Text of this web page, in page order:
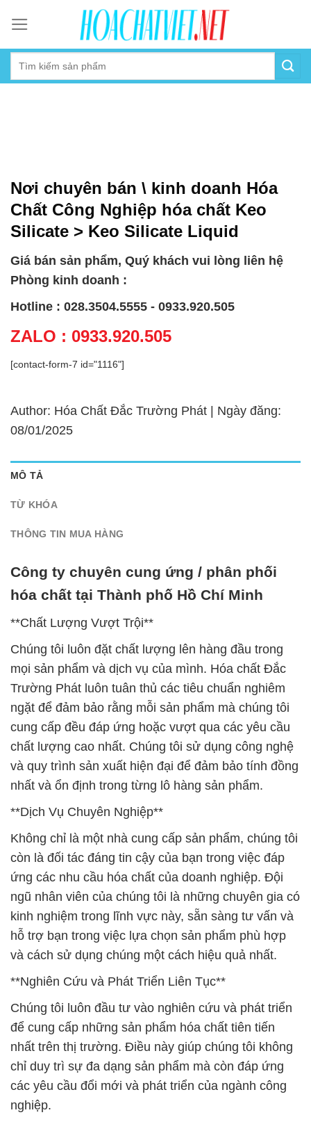
content
Nơi chuyên bán \ kinh doanh Hóa
Chất Công Nghiệp hóa chất Keo
Silicate > Keo Silicate Liquid
Giá bán sản phẩm, Quý khách vui lòng liên hệ
Phòng kinh doanh :
Hotline : 028.3504.5555 - 0933.920.505
ZALO : 0933.920.505
[contact-form-7 id="1116"]
Author: Hóa Chất Đắc Trường Phát | Ngày đăng:
08/01/2025
MÔ TẢ
TỪ KHÓA
THÔNG TIN MUA HÀNG
Công ty chuyên cung ứng / phân phối
hóa chất tại Thành phố Hồ Chí Minh
**Chất Lượng Vượt Trội**
Chúng tôi luôn đặt chất lượng lên hàng đầu trong
mọi sản phẩm và dịch vụ của mình. Hóa chất Đắc
Trường Phát luôn tuân thủ các tiêu chuẩn nghiêm
ngặt để đảm bảo rằng mỗi sản phẩm mà chúng tôi
cung cấp đều đáp ứng hoặc vượt qua các yêu cầu
chất lượng cao nhất. Chúng tôi sử dụng công nghệ
và quy trình sản xuất hiện đại để đảm bảo tính đồng
nhất và ổn định trong từng lô hàng sản phẩm.
**Dịch Vụ Chuyên Nghiệp**
Không chỉ là một nhà cung cấp sản phẩm, chúng tôi
còn là đối tác đáng tin cậy của bạn trong việc đáp
ứng các nhu cầu hóa chất của doanh nghiệp. Đội
ngũ nhân viên của chúng tôi là những chuyên gia có
kinh nghiệm trong lĩnh vực này, sẵn sàng tư vấn và
hỗ trợ bạn trong việc lựa chọn sản phẩm phù hợp
và cách sử dụng chúng một cách hiệu quả nhất.
**Nghiên Cứu và Phát Triển Liên Tục**
Chúng tôi luôn đầu tư vào nghiên cứu và phát triển
để cung cấp những sản phẩm hóa chất tiên tiến
nhất trên thị trường. Điều này giúp chúng tôi không
chỉ duy trì sự đa dạng sản phẩm mà còn đáp ứng
các yêu cầu đổi mới và phát triển của ngành công
nghiệp.